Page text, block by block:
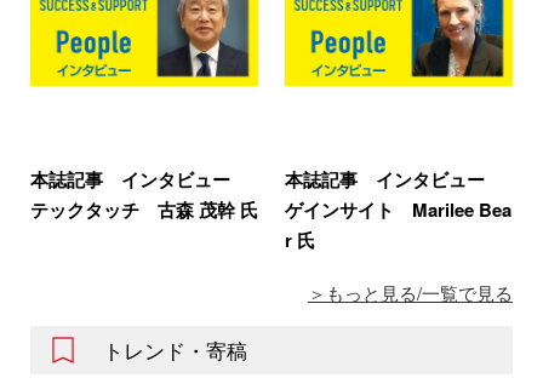
本誌記事 インタビュー
テックタッチ 古森 茂幹 氏
本誌記事 インタビュー
ゲインサイト Marilee Bea
r 氏
もっと見る/一覧で見る
トレンド・寄稿